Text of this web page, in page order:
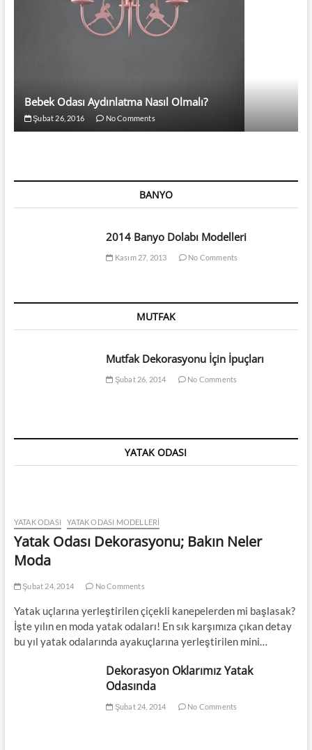
Bebek Odası Aydınlatma Nasıl Olmalı?
Şubat 26, 2016 No Comments
BANYO
2014 Banyo Dolabı Modelleri
Kasım 27, 2013 No Comments
MUTFAK
Mutfak Dekorasyonu İçin İpuçları
Şubat 26, 2014 No Comments
YATAK ODASI
YATAK ODASI YATAK ODASI MODELLERI
Yatak Odası Dekorasyonu; Bakın Neler
Moda
Şubat 24, 2014 No Comments
Yatak uçlarına yerleştirilen çiçekli kanepelerden mi başlasak?
İşte yılın en moda yatak odaları! En sık karşımıza çıkan detay
bu yıl yatak odalarında ayakuçlarına yerleştirilen mini…
Dekorasyon Oklarımız Yatak
Odasında
Şubat 24, 2014 No Comments